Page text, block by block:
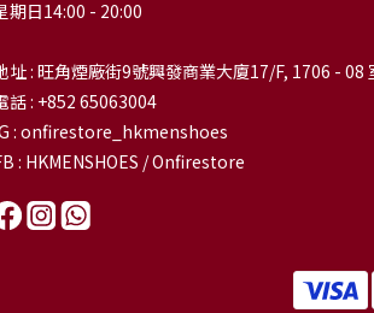
期日14:00 - 20:00
址 : 旺角煙廠街9號興發商業大廈17/F, 1706 - 08
話 : +852 65063004
: onfirestore_hkmenshoes
: HKMENSHOES / Onfirestore